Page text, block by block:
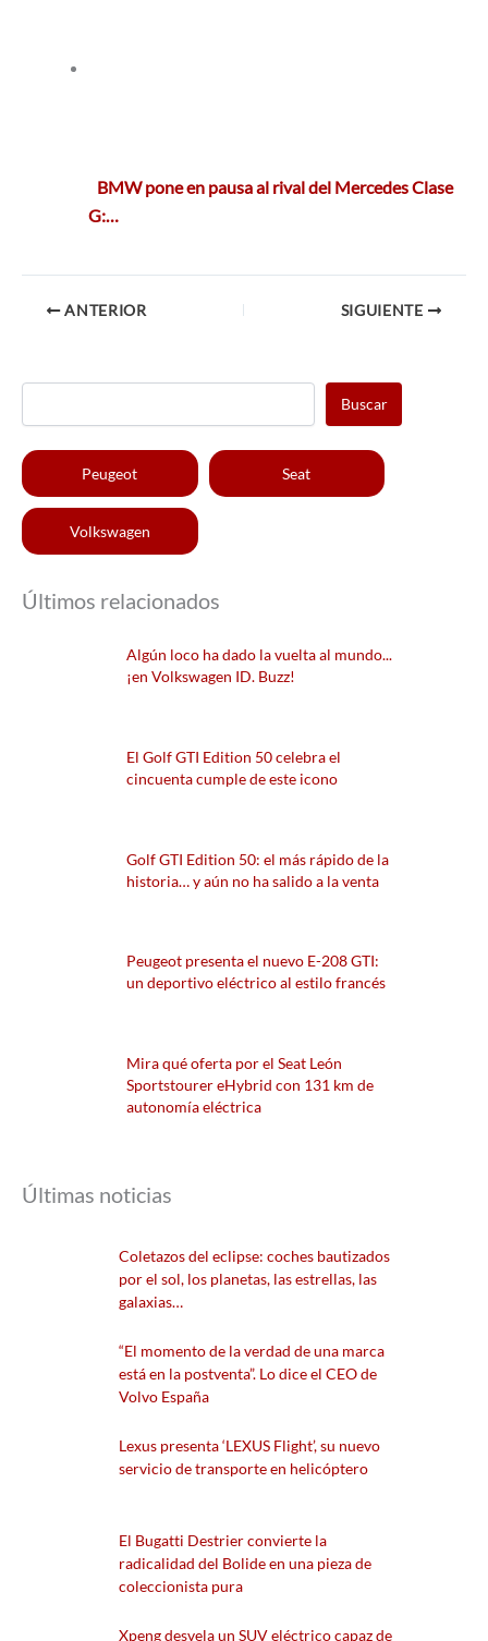
BMW pone en pausa al rival del Mercedes Clase
G:…
ANTERIOR SIGUIENTE
Buscar
Peugeot Seat
Volkswagen
Últimos relacionados
Algún loco ha dado la vuelta al mundo...
¡en Volkswagen ID. Buzz!
El Golf GTI Edition 50 celebra el
cincuenta cumple de este icono
Golf GTI Edition 50: el más rápido de la
historia… y aún no ha salido a la venta
Peugeot presenta el nuevo E-208 GTI:
un deportivo eléctrico al estilo francés
Mira qué oferta por el Seat León
Sportstourer eHybrid con 131 km de
autonomía eléctrica
Últimas noticias
Coletazos del eclipse: coches bautizados
por el sol, los planetas, las estrellas, las
galaxias…
“El momento de la verdad de una marca
está en la postventa”. Lo dice el CEO de
Volvo España
Lexus presenta ‘LEXUS Flight’, su nuevo
servicio de transporte en helicóptero
El Bugatti Destrier convierte la
radicalidad del Bolide en una pieza de
coleccionista pura
Xpeng desvela un SUV eléctrico capaz de